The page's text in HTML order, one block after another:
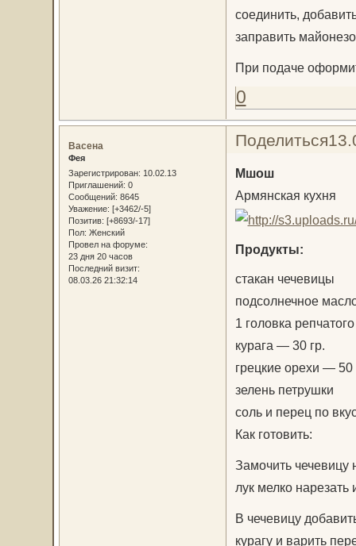
соединить,
заправить
При подаче
0
Поделиться
Васена
Фея
Зарегистрирован: 10.02.13
Приглашений: 0
Сообщений: 8645
Уважение: [+3462/-5]
Позитив: [+8693/-17]
Пол: Женский
Провел на форуме:
23 дня 20 часов
Последний визит:
08.03.26 21:32:14
Мшош
Армянская кухня
Продукты:
стакан чечевицы
подсолнечное
1 головка
курага — 30 гр.
грецкие орехи — 50
зелень петрушки
соль и перец по
Как готовить:
Замочить чечевицу
лук мелко нарезать
В чечевицу
курагу и варить